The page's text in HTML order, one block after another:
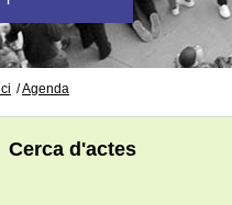
Agenda
Cerca d'actes